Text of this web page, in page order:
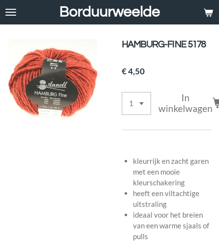
Ga
hoofdinhoud
Borduurweelde
HAMBURG-FINE 5178
€ 4,50
In
winkelwagen
kleurrijk en zacht garen
met een mooie
kleurschakering
heeft een viltachtige
uitstraling
ideaal voor het breien
van een warme sjaals of
pulls